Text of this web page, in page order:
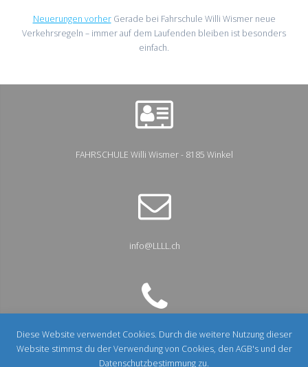
Neuerungen vorherGerade bei Fahrschule Willi Wismer neue
Verkehrsregeln – immer auf dem Laufenden bleiben ist besonders
einfach.
FAHRSCHULE Willi Wismer - 8185 Winkel
info@LLLL.ch
+41 44 860 44 66
Diese Website verwendet Cookies. Durch die weitere Nutzung dieser
Website stimmst du der Verwendung von Cookies, den AGB's und der
Datenschutzbestimmung zu.